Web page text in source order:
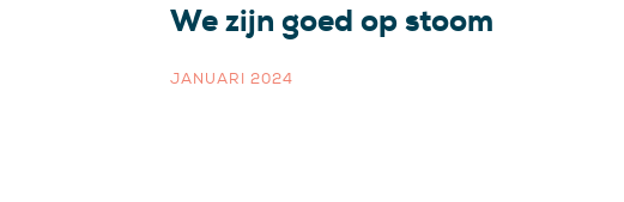
We zijn goed op stoom
JANUARI 2024